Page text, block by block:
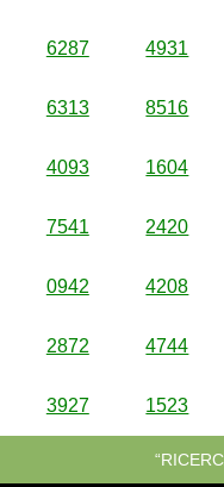
6287 4931
6313 8516
4093 1604
7541 2420
0942 4208
2872 4744
3927 1523